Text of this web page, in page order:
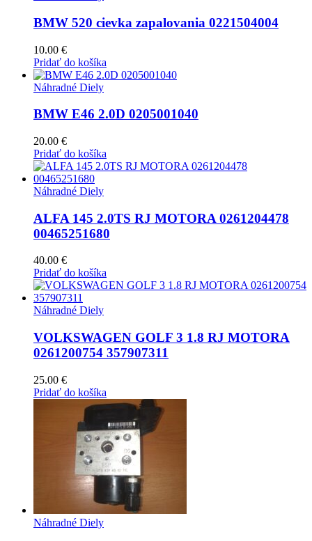
BMW 520 cievka zapalovania 0221504004
10.00 €
Pridať do košíka
Náhradné Diely
BMW E46 2.0D 0205001040
20.00 €
Pridať do košíka
Náhradné Diely
ALFA 145 2.0TS RJ MOTORA 0261204478
00465251680
40.00 €
Pridať do košíka
Náhradné Diely
VOLKSWAGEN GOLF 3 1.8 RJ MOTORA
0261200754 357907311
25.00 €
Pridať do košíka
Náhradné Diely